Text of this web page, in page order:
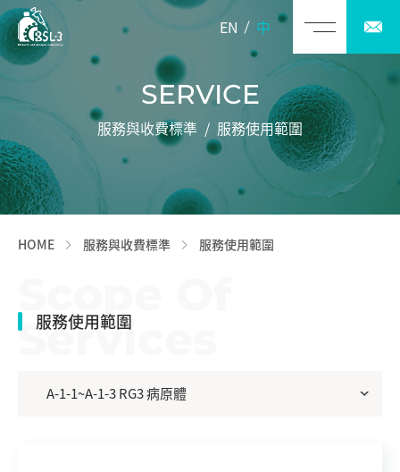
EN 中
SERVICE
服務與收費標準 / 服務使用範圍
HOME 服務與收費標準 服務使用範圍
Services
服務使用範圍